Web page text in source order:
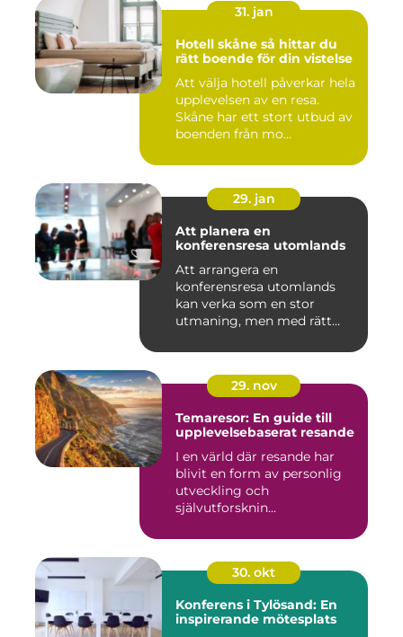
31. jan
Hotell skåne så hittar du
rätt boende för din vistelse
Att välja hotell påverkar hela
upplevelsen av en resa.
Skåne har ett stort utbud av
boenden från mo...
29. jan
Att planera en
konferensresa utomlands
Att arrangera en
konferensresa utomlands
kan verka som en stor
utmaning, men med rätt
29. nov
Temaresor: En guide till
upplevelsebaserat resande
I en värld där resande har
blivit en form av personlig
utveckling och
självutforsknin...
30. okt
Konferens i Tylösand: En
inspirerande mötesplats